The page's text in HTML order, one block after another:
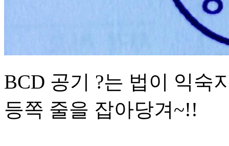
BCD 공기 ?는 법이 익숙
등쪽 줄을 잡아당겨~!!